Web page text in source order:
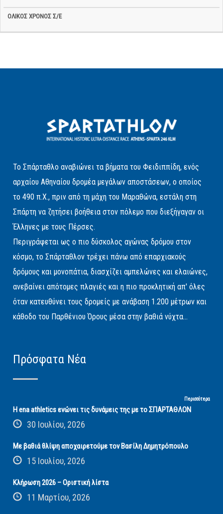
Το Σπάρταθλο αναβιώνει τα βήματα του Φειδιππίδη, ενός
αρχαίου Αθηναίου δρομέα μεγάλων αποστάσεων, ο οποίος
το 490 π.Χ., πριν από τη μάχη του Μαραθώνα, εστάλη στη
Σπάρτη να ζητήσει βοήθεια στον πόλεμο που διεξήγαγαν οι
Έλληνες με τους Πέρσες.
Περιγράφεται ως ο πιο δύσκολος αγώνας δρόμου στον
κόσμο, το Σπάρταθλον τρέχει πάνω από επαρχιακούς
δρόμους και μονοπάτια, διασχίζει αμπελώνες και ελαιώνες,
ανεβαίνει απότομες πλαγιές και η πιο προκλητική απ' όλες
όταν κατευθύνει τους δρομείς με ανάβαση 1.200 μέτρων και
κάθοδο του Παρθένιου Όρους μέσα στην βαθιά νύχτα...
Πρόσφατα Νέα
Περισσότερα
Η ena athletics ενώνει τις δυνάμεις της με το ΣΠΑΡΤΑΘΛΟΝ
30 Ιουλίου, 2026
Με βαθιά θλίψη αποχαιρετούμε τον Βασίλη Δημητρόπουλο
15 Ιουλίου, 2026
Κλήρωση 2026 – Οριστική λίστα
11 Μαρτίου, 2026